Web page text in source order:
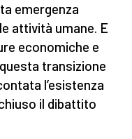
emergenza
attività umane. E
economiche e
transizione
l’esistenza
il dibattito